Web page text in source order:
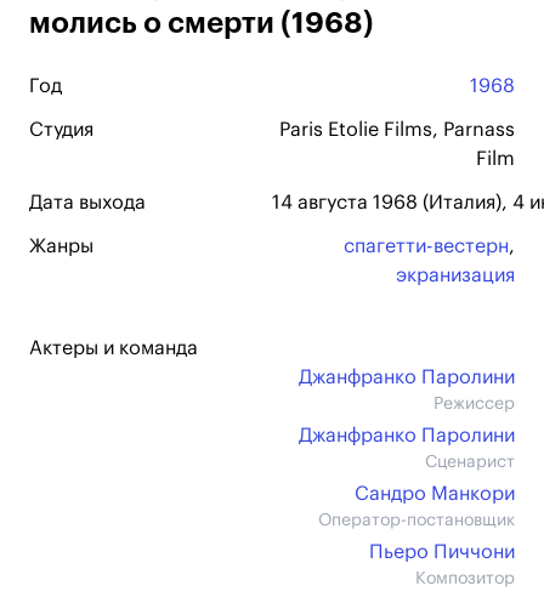
молись о смерти (1968)
Год 1968
Студия
Paris Etolie Films, Parnass
Film
Дата выхода 14 августа 1968 (Италия), 4
Жанры спагетти-вестерн,
экранизация
Актеры и команда
Джанфранко Паролини
Режиссер
Джанфранко Паролини
Сценарист
Сандро Манкори
Оператор-постановщик
Пьеро Пиччони
Композитор